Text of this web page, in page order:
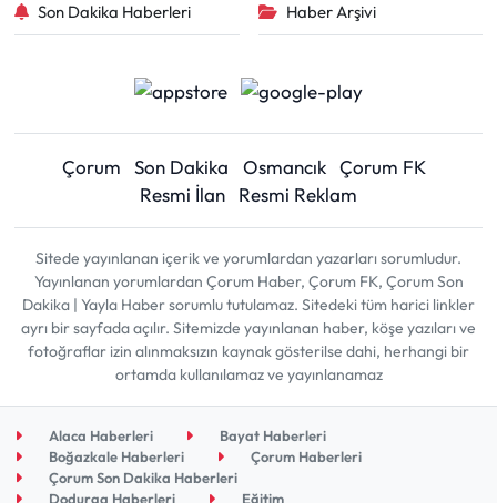
Son Dakika Haberleri Haber Arşivi
Çorum Son Dakika Osmancık Çorum FK
Resmi İlan
Resmi Reklam
Sitede yayınlanan içerik ve yorumlardan yazarları sorumludur.
Yayınlanan yorumlardan Çorum Haber, Çorum FK, Çorum Son
Dakika | Yayla Haber sorumlu tutulamaz. Sitedeki tüm harici linkler
ayrı bir sayfada açılır. Sitemizde yayınlanan haber, köşe yazıları ve
fotoğraflar izin alınmaksızın kaynak gösterilse dahi, herhangi bir
ortamda kullanılamaz ve yayınlanamaz
Alaca Haberleri
Bayat Haberleri
Boğazkale Haberleri
Çorum Haberleri
Çorum Son Dakika Haberleri
Dodurga Haberleri
Eğitim